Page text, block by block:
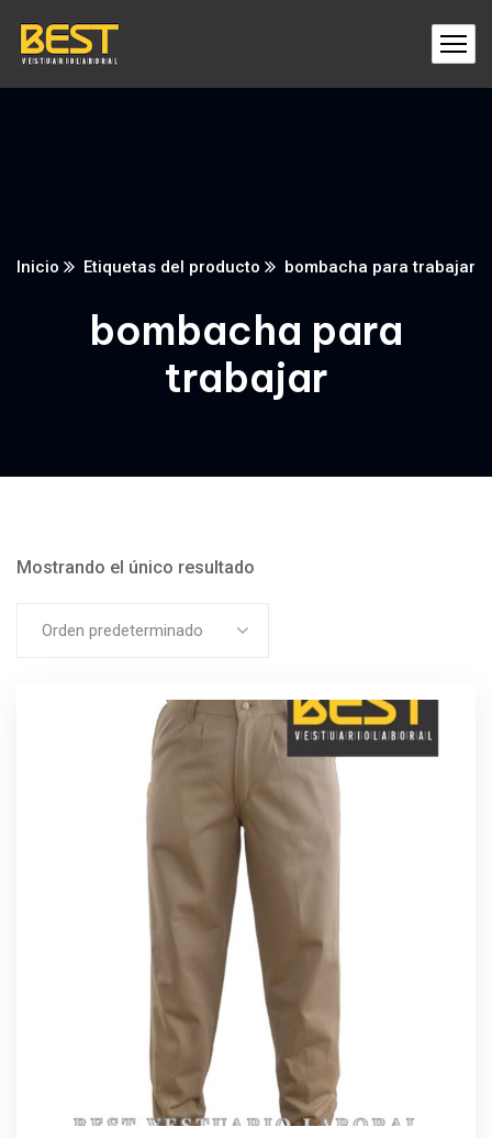
Inicio Etiquetas del producto bombacha para trabajar
bombacha para
trabajar
Mostrando el único resultado
Orden predeterminado